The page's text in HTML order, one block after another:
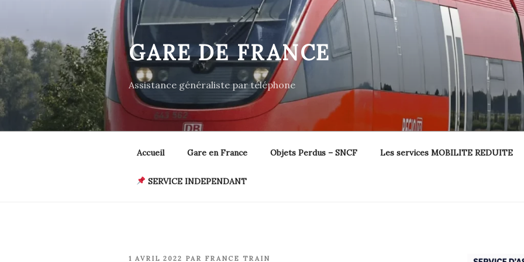
contenu
principal
GARE DE FRANCE
Assistance généraliste par téléphone
Accueil Gare en France Objets Perdus – SNCF Les services MOBILITE REDUITE
SERVICE INDEPENDANT
PUBLIÉ
1 AVRIL 2022 PAR FRANCE TRAIN